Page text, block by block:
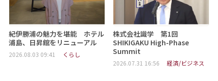
紀伊勝浦の魅力を堪能 ホテル
浦島、日昇館をリニューアル
2026.08.03 09:41 くらし
株式会社識学 第1回
SHIKIGAKU High-Phase
Summit
2026.07.31 16:56 経済/ビジネス